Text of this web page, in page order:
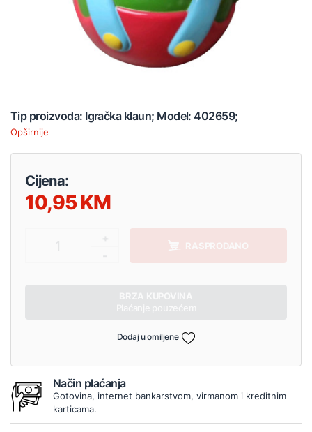
Tip proizvoda: Igračka klaun; Model: 402659;
Opširnije
Cijena:
10,95
RASPRODANO
Dodaj u omiljene
Način plaćanja
Gotovina, internet bankarstvom, virmanom i kreditnim
karticama.